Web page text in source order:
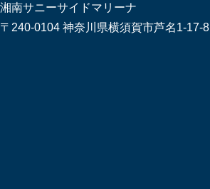
湘南サニーサイドマリーナ
〒240-0104 神奈川県横須賀市芦名1-17-8